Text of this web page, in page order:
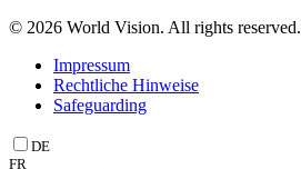
© 2026 World Vision. All rights reserved.
Impressum
Rechtliche Hinweise
Safeguarding
DE
FR